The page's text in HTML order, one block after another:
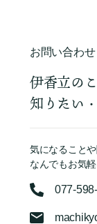
お問い合わせ
伊香立のこ
知りたい
気になること
なんでもお気
077-